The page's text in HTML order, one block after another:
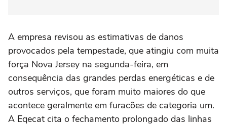
A empresa revisou as estimativas de danos
provocados pela tempestade, que atingiu com muita
força Nova Jersey na segunda-feira, em
consequência das grandes perdas energéticas e de
outros serviços, que foram muito maiores do que
acontece geralmente em furacões de categoria um.
A Eqecat cita o fechamento prolongado das linhas